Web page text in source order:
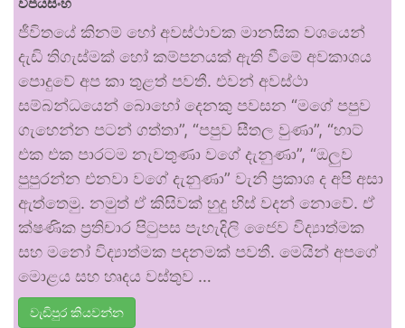
ජීවිතයේ කිනම් හෝ අවස්ථාවක මානසික වශයෙන්
දැඩි තිගැස්මක් හෝ කම්පනයක් ඇති වීමේ අවකාශය
පොදුවේ අප කා තුළත් පවතී. එවන් අවස්ථා
සම්බන්ධයෙන් බොහෝ දෙනකු පවසන “මගේ පපුව
ගැහෙන්න පටන් ගත්තා”, “පපුව සීතල වුණා”, “හාට්
එක එක පාරටම නැවතුණා වගේ දැනුණා”, “ඔලුව
පුපුරන්න එනවා වගේ දැනුණා” වැනි ප්‍රකාශ ද අපි අසා
ඇත්තෙමු. නමුත් ඒ කිසිවක් හුදු හිස් වදන් නොවේ. ඒ
ක්ෂණික ප්‍රතිචාර පිටුපස පැහැදිලි ජෛව විද්‍යාත්මක
සහ මනෝ විද්‍යාත්මක පදනමක් පවතී. මෙයින් අපගේ
මොළය සහ හෘදය වස්තුව …
වැඩිපුර කියවන්න